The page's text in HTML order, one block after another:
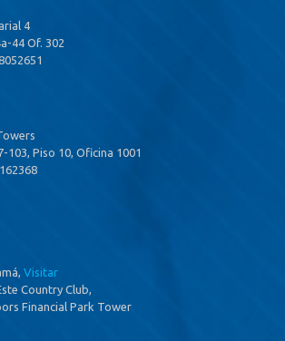
4
44 Of. 302
103, Piso 10, Oficina 1001
Visitar
Country Club,
Financial Park Tower